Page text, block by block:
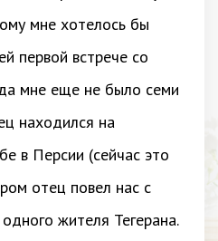
мне хотелось бы
первой встрече со
мне еще не было семи
находился на
в Персии (сейчас это
отец повел нас с
жителя Тегерана.